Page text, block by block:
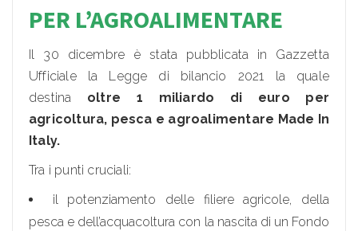
PER L’AGROALIMENTARE
Il 30 dicembre è stata pubblicata in Gazzetta
Ufficiale la Legge di bilancio 2021 la quale
destina oltre 1 miliardo di euro per
agricoltura, pesca e agroalimentare Made In
Italy.
Tra i punti cruciali:
il potenziamento delle filiere agricole, della
pesca e dell’acquacoltura con la nascita di un Fondo